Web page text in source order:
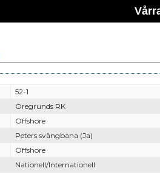
52-1
Öregrunds RK
Offshore
Peters svängbana (Ja)
Offshore
Nationell/Internationell